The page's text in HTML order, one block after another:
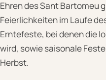
Ehren des Sant Bartomeu
Feierlichkeiten im Laufe
Erntefeste, bei denen die
wird, sowie saisonale
Herbst.